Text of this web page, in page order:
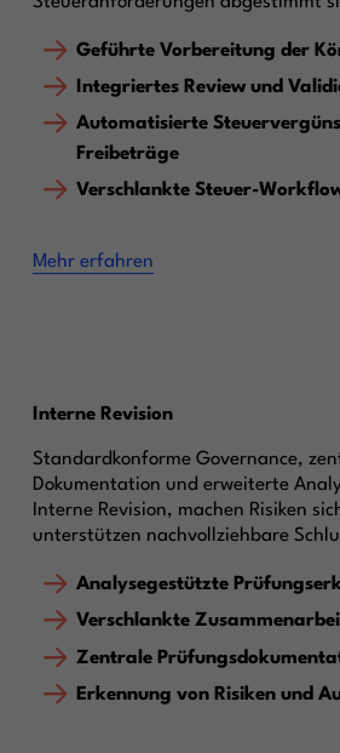
Geführte Vorbereitung der
Integriertes Review und
Automatisierte
Freibeträge
Verschlankte Steuer-
Mehr erfahren
Interne Revision
Standardkonforme Governance,
Dokumentation und erweiterte
Interne Revision, machen Risiken
unterstützen nachvollziehbare
Analysegestützte
Verschlankte
Zentrale
Erkennung von Risiken und